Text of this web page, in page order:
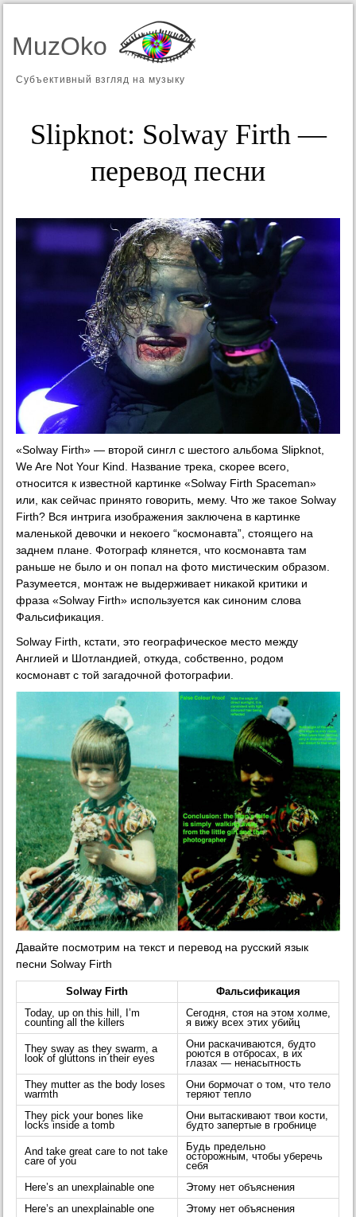
MuzOko
Субъективный взгляд на музыку
Slipknot: Solway Firth —
перевод песни
«Solway Firth» — второй сингл с шестого альбома Slipknot,
We Are Not Your Kind. Название трека, скорее всего,
относится к известной картинке «Solway Firth Spaceman»
или, как сейчас принято говорить, мему. Что же такое Solway
Firth? Вся интрига изображения заключена в картинке
маленькой девочки и некоего “космонавта”, стоящего на
заднем плане. Фотограф клянется, что космонавта там
раньше не было и он попал на фото мистическим образом.
Разумеется, монтаж не выдерживает никакой критики и
фраза «Solway Firth» используется как синоним слова
Фальсификация.
Solway Firth, кстати, это географическое место между
Англией и Шотландией, откуда, собственно, родом
космонавт с той загадочной фотографии.
Давайте посмотрим на текст и перевод на русский язык
песни Solway Firth
Solway Firth
Фальсификация
Today, up on this hill, I’m
counting all the killers
Сегодня, стоя на этом холме,
я вижу всех этих убийц
They sway as they swarm, a
look of gluttons in their eyes
Они раскачиваются, будто
роются в отбросах, в их
глазах — ненасытность
They mutter as the body loses
warmth
Они бормочат о том, что тело
теряют тепло
They pick your bones like
locks inside a tomb
Они вытаскивают твои кости,
будто запертые в гробнице
And take great care to not take
care of you
Будь предельно
осторожным, чтобы уберечь
себя
Here’s an unexplainable one
Этому нет объяснения
Here’s an unexplainable one
Этому нет объяснения